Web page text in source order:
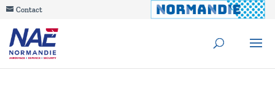
Contact